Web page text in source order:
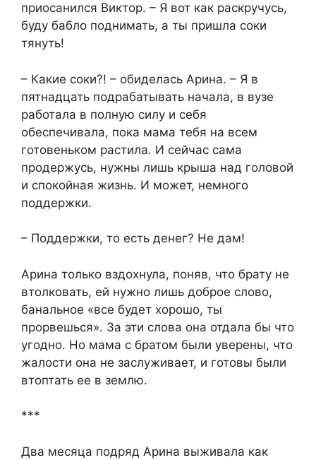
приосанился Виктор. – Я вот как раскручусь,
буду бабло поднимать, а ты пришла соки
тянуть!
– Какие соки?! – обиделась Арина. – Я в
пятнадцать подрабатывать начала, в вузе
работала в полную силу и себя
обеспечивала, пока мама тебя на всем
готовеньком растила. И сейчас сама
продержусь, нужны лишь крыша над головой
и спокойная жизнь. И может, немного
поддержки.
– Поддержки, то есть денег? Не дам!
Арина только вздохнула, поняв, что брату не
втолковать, ей нужно лишь доброе слово,
банальное «все будет хорошо, ты
прорвешься». За эти слова она отдала бы что
угодно. Но мама с братом были уверены, что
жалости она не заслуживает, и готовы были
втоптать ее в землю.
***
Два месяца подряд Арина выживала как